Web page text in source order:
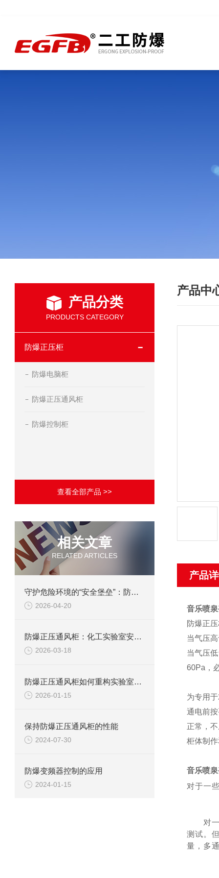
产品分类
PRODUCTS CATEGORY
防爆正压柜
防爆电脑柜
防爆正压通风柜
防爆控制柜
查看全部产品 >>
相关文章
RELATED ARTICLES
守护危险环境的“安全堡垒”：防爆正压通风柜的技术与应用
2026-04-20
防爆正压通风柜：化工实验室安全的“守护神”
2026-03-18
防爆正压通风柜如何重构实验室安全防线？
2026-01-15
保持防爆正压通风柜的性能
2024-07-30
防爆变频器控制的应用
2024-01-15
产品中
产品
音乐喷
防爆正
当气压
当气压
60Pa，
为专用
通电前
正常，
柜体制
音乐喷
对于一
对一些
测试。
量，多